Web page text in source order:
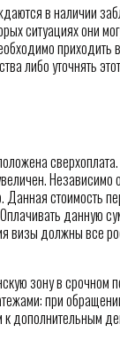
в наличии
ситуациях они
приходить
либо уточнять
Независимо
Данная стоимость
данную
визы должны все
зону в срочном
при
к дополнительным